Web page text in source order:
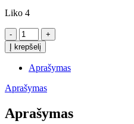
Liko 4
produkto
kiekis:
Apkabos
varžtas
M10x1.25
/
Į krepšelį
Aprašymas
Aprašymas
Aprašymas